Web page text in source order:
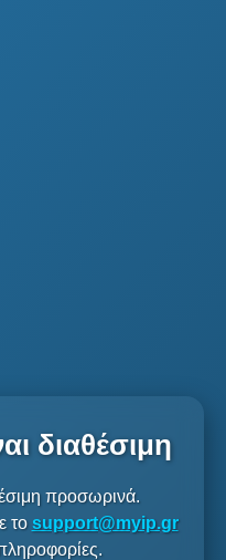
διαθέσιμη
προσωρινά.
το support@myip.gr